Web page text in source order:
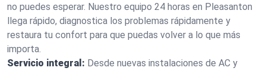
no puedes esperar. Nuestro equipo 24 horas en Pleasanton
llega rápido, diagnostica los problemas rápidamente y
restaura tu confort para que puedas volver a lo que más
importa.
Servicio integral: Desde nuevas instalaciones de AC y